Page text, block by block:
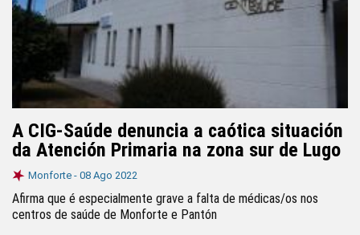
A CIG-Saúde denuncia a caótica situación
da Atención Primaria na zona sur de Lugo
Monforte - 08 Ago 2022
Afirma que é especialmente grave a falta de médicas/os nos
centros de saúde de Monforte e Pantón